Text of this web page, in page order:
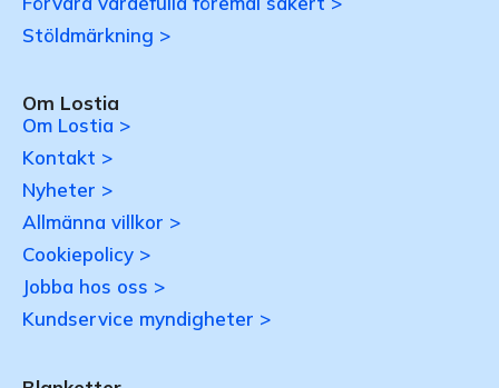
Stöldmärkning >
Om Lostia
Om Lostia >
Kontakt >
Nyheter >
Allmänna villkor >
Cookiepolicy >
Jobba hos oss >
Kundservice myndigheter >